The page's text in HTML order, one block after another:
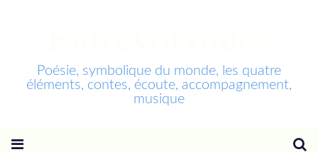
Poésie, symbolique du monde, les quatre
éléments, contes, écoute, accompagnement,
musique